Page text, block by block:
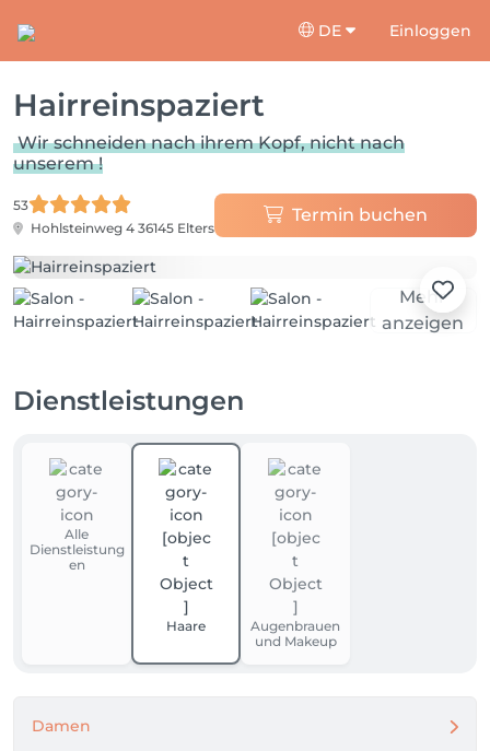
DE Einloggen
Hairreinspaziert
Wir schneiden nach ihrem Kopf, nicht nach
unserem !
53
Hohlsteinweg 4 36145 Elters
Termin buchen
Mehr
anzeigen
Dienstleistungen
Alle
Dienstleistung
en
Haare
Augenbrauen
und Makeup
Damen